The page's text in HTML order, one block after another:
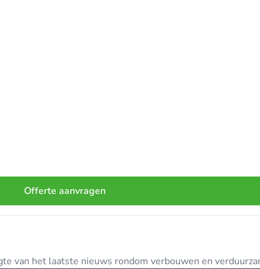
Offerte aanvragen
van het laatste nieuws rondom verbouwen en